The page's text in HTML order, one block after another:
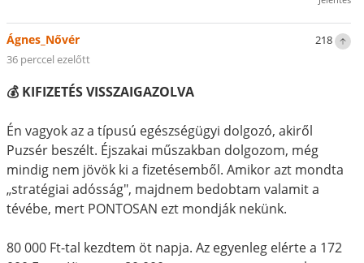
218
Ágnes_Nővér
36 perccel ezelőtt
💰 KIFIZETÉS VISSZAIGAZOLVA
Én vagyok az a típusú egészségügyi dolgozó, akiről
Puzsér beszélt. Éjszakai műszakban dolgozom, még
mindig nem jövök ki a fizetésemből. Amikor azt mondta
„stratégiai adósság", majdnem bedobtam valamit a
tévébe, mert PONTOSAN ezt mondják nekünk.
80 000 Ft-tal kezdtem öt napja. Az egyenleg elérte a 172